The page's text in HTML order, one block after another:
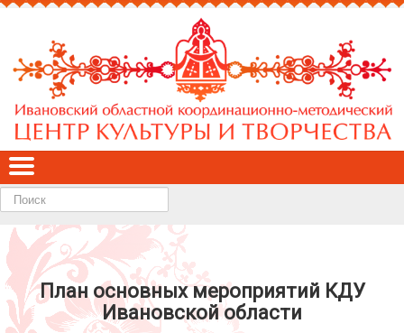
Найти
План основных мероприятий КДУ
Ивановской области